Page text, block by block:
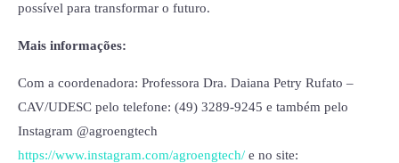
possível para transformar o futuro.
Mais informações:
Com a coordenadora: Professora Dra. Daiana Petry Rufato –
CAV/UDESC pelo telefone: (49) 3289-9245 e também pelo
Instagram @agroengtech
https://www.instagram.com/agroengtech/ e no site: